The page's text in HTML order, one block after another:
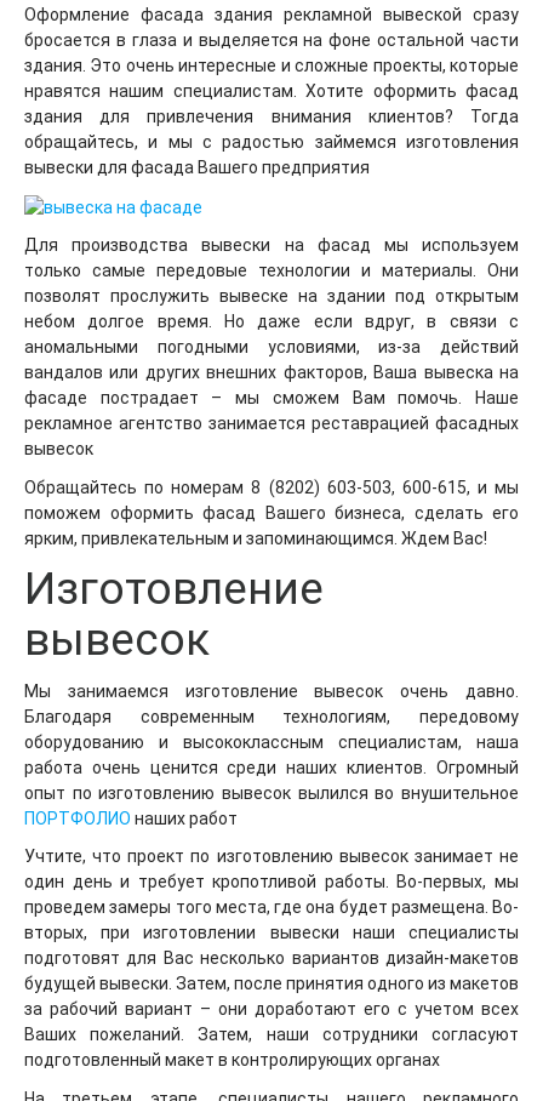
Оформление фасада здания рекламной вывеской сразу
бросается в глаза и выделяется на фоне остальной части
здания. Это очень интересные и сложные проекты, которые
нравятся нашим специалистам. Хотите оформить фасад
здания для привлечения внимания клиентов? Тогда
обращайтесь, и мы с радостью займемся изготовления
вывески для фасада Вашего предприятия
Для производства вывески на фасад мы используем
только самые передовые технологии и материалы. Они
позволят прослужить вывеске на здании под открытым
небом долгое время. Но даже если вдруг, в связи с
аномальными погодными условиями, из-за действий
вандалов или других внешних факторов, Ваша вывеска на
фасаде пострадает – мы сможем Вам помочь. Наше
рекламное агентство занимается реставрацией фасадных
вывесок
Обращайтесь по номерам 8 (8202) 603-503, 600-615, и мы
поможем оформить фасад Вашего бизнеса, сделать его
ярким, привлекательным и запоминающимся. Ждем Вас!
Изготовление
вывесок
Мы занимаемся изготовление вывесок очень давно.
Благодаря современным технологиям, передовому
оборудованию и высококлассным специалистам, наша
работа очень ценится среди наших клиентов. Огромный
опыт по изготовлению вывесок вылился во внушительное
ПОРТФОЛИО наших работ
Учтите, что проект по изготовлению вывесок занимает не
один день и требует кропотливой работы. Во-первых, мы
проведем замеры того места, где она будет размещена. Во-
вторых, при изготовлении вывески наши специалисты
подготовят для Вас несколько вариантов дизайн-макетов
будущей вывески. Затем, после принятия одного из макетов
за рабочий вариант – они доработают его с учетом всех
Ваших пожеланий. Затем, наши сотрудники согласуют
подготовленный макет в контролирующих органах